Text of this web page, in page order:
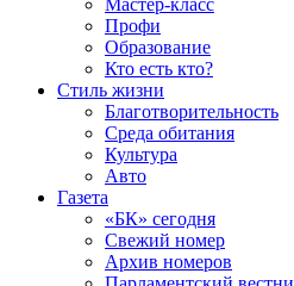
Мастер-класс
Профи
Образование
Кто есть кто?
Стиль жизни
Благотворительность
Среда обитания
Культура
Авто
Газета
«БК» сегодня
Свежий номер
Архив номеров